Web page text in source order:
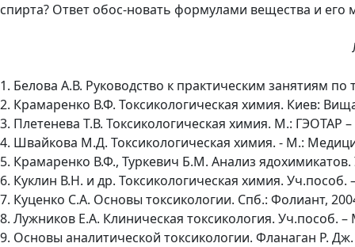
спирта? Ответ обос-новать формулами вещества и его
1. Белова А.В. Руководство к практическим занятиям
2. Крамаренко В.Ф. Токсикологическая химия. Киев:
3. Плетенева Т.В. Токсикологическая химия. М.: ГЭОТАР
4. Швайкова М.Д. Токсикологическая химия. - М.:
5. Крамаренко В.Ф., Туркевич Б.М. Анализ
6. Куклин В.Н. и др. Токсикологическая химия. Уч.пособ.
7. Куценко С.А. Основы токсикологии. Спб.: Фолиант,
8. Лужников Е.А. Клиническая токсикология. Уч.пособ.
9. Основы аналитической токсикологии. Фланаган Р.